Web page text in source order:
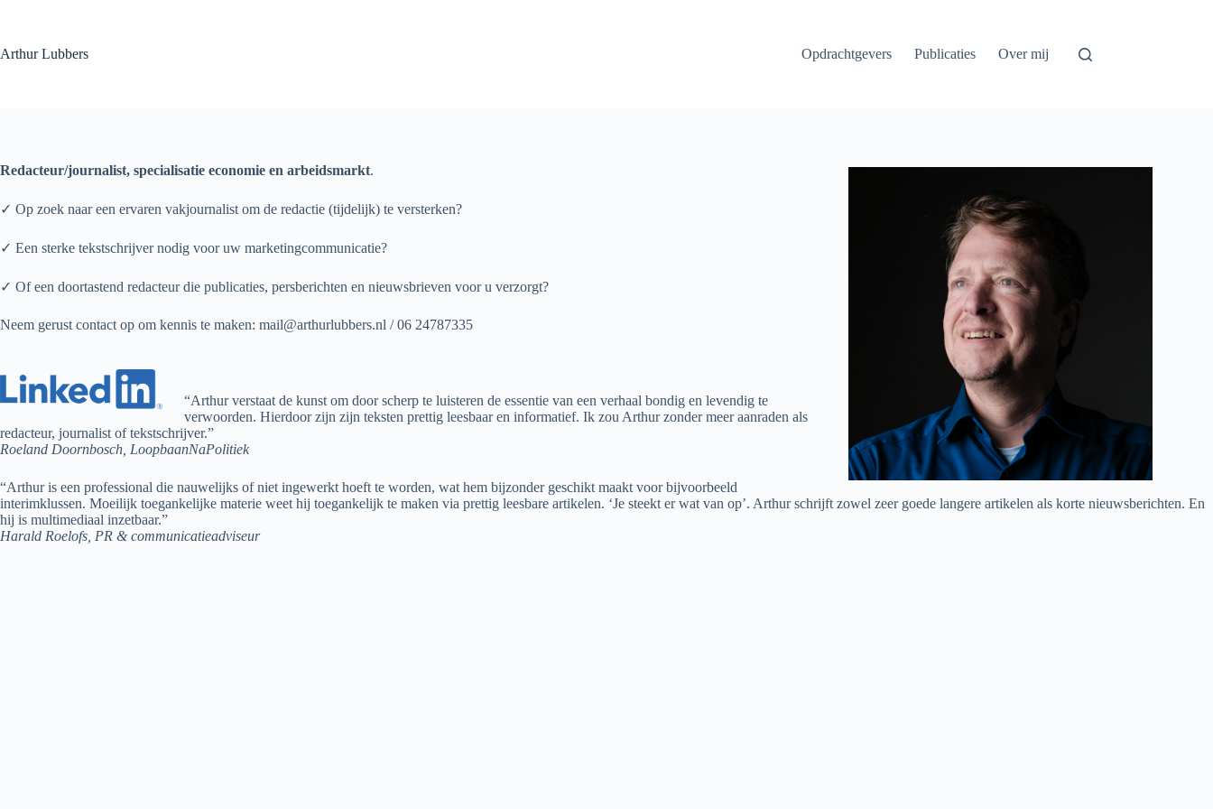
inhoud
Arthur Lubbers Opdrachtgevers Publicaties Over mij
Redacteur/journalist, specialisatie economie en arbeidsmarkt.
✓ Op zoek naar een ervaren vakjournalist om de redactie (tijdelijk) te versterken?
✓ Een sterke tekstschrijver nodig voor uw marketingcommunicatie?
✓ Of een doortastend redacteur die publicaties, persberichten en nieuwsbrieven voor u verzorgt?
Neem gerust contact op om kennis te maken: mail@arthurlubbers.nl / 06 24787335
“Arthur verstaat de kunst om door scherp te luisteren de essentie van een verhaal bondig en levendig te
verwoorden. Hierdoor zijn zijn teksten prettig leesbaar en informatief. Ik zou Arthur zonder meer aanraden als
redacteur, journalist of tekstschrijver.”
Roeland Doornbosch, LoopbaanNaPolitiek
“Arthur is een professional die nauwelijks of niet ingewerkt hoeft te worden, wat hem bijzonder geschikt maakt voor bijvoorbeeld
interimklussen. Moeilijk toegankelijke materie weet hij toegankelijk te maken via prettig leesbare artikelen. ‘Je steekt er wat van op’. Arthur schrijft zowel zeer goede langere artikelen als korte nieuwsberichten. En
hij is multimediaal inzetbaar.”
Harald Roelofs, PR & communicatieadviseur